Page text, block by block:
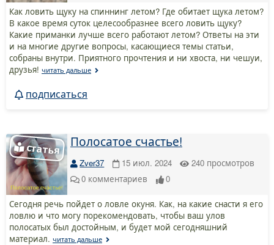
Как ловить щуку на спиннинг летом? Где обитает щука летом?
В какое время суток целесообразнее всего ловить щуку?
Какие приманки лучше всего работают летом? Ответы на эти
и на многие другие вопросы, касающиеся темы статьи,
собраны внутри. Приятного прочтения и ни хвоста, ни чешуи,
друзья! читать дальше
подписаться
Полосатое счастье!
Zver37 15 июл. 2024 240 просмотров
0 комментариев 0
Сегодня речь пойдет о ловле окуня. Как, на какие снасти я его
ловлю и что могу порекомендовать, чтобы ваш улов
полосатых был достойным, и будет мой сегодняшний
материал. читать дальше